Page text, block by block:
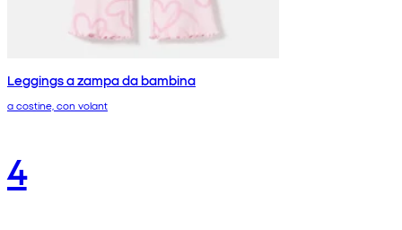
Leggings a zampa da bambina
a costine, con volant
4